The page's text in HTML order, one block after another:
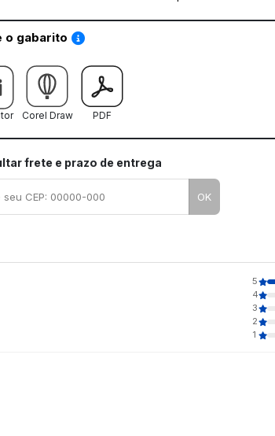
o gabarito Saiba como utilizar os nossos gabaritos
Corel Draw PDF
frete e prazo de entrega
OK
5
4
3
2
1